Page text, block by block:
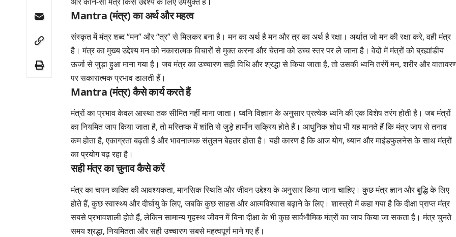
Mantra (मंत्र) का अर्थ और महत्व
संस्कृत में मंत्र शब्द “मन” और “त्र” से मिलकर बना है। मन का अर्थ है मन और त्र का अर्थ है रक्षा। अर्थात जो मन की रक्षा करे, वही मंत्र
है। मंत्र का मुख्य उद्देश्य मन को नकारात्मक विचारों से मुक्त करना और चेतना को उच्च स्तर पर ले जाना है। वेदों में मंत्रों को ब्रह्मांडीय
ऊर्जा से जुड़ा हुआ माना गया है। जब मंत्र का उच्चारण सही विधि और श्रद्धा से किया जाता है, तो उसकी ध्वनि तरंगें मन, शरीर और
पर सकारात्मक प्रभाव डालती हैं।
Mantra (मंत्र) कैसे कार्य करते हैं
मंत्रों का प्रभाव केवल आस्था तक सीमित नहीं माना जाता। ध्वनि विज्ञान के अनुसार प्रत्येक ध्वनि की एक विशेष तरंग होती है। जब मंत्रों
का नियमित जाप किया जाता है, तो मस्तिष्क में शांति से जुड़े हार्मोन सक्रिय होते हैं। आधुनिक शोध भी यह मानते हैं कि मंत्र जाप से तनाव
कम होता है, एकाग्रता बढ़ती है और भावनात्मक संतुलन बेहतर होता है। यही कारण है कि आज योग, ध्यान और माइंडफुलनेस के साथ मंत्रों
का प्रयोग बढ़ रहा है।
सही मंत्र का चुनाव कैसे करें
मंत्र का चयन व्यक्ति की आवश्यकता, मानसिक स्थिति और जीवन उद्देश्य के अनुसार किया जाना चाहिए। कुछ मंत्र ज्ञान और बुद्धि के लिए
होते हैं, कुछ स्वास्थ्य और दीर्घायु के लिए, जबकि कुछ साहस और आत्मविश्वास बढ़ाने के लिए। शास्त्रों में कहा गया है कि दीक्षा प्राप्त मंत्र
सबसे प्रभावशाली होते हैं, लेकिन सामान्य गृहस्थ जीवन में बिना दीक्षा के भी कुछ सार्वभौमिक मंत्रों का जाप किया जा सकता है। मंत्र चुनते
समय श्रद्धा, नियमितता और सही उच्चारण सबसे महत्वपूर्ण माने गए हैं।